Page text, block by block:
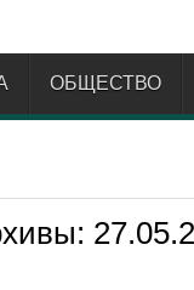
ОБЩЕСТВО